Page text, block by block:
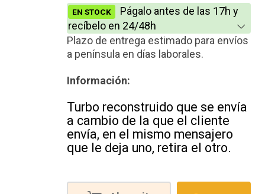
EN STOCK
Págalo antes de las 17h y
recíbelo en 24/48h
Plazo de entrega estimado para envíos
a península en días laborales.
Información:
Turbo reconstruido que se envía
a cambio de la que el cliente
envía, en el mismo mensajero
que le deja uno, retira el otro.